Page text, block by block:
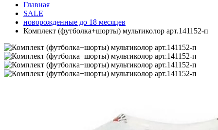
Главная
SALE
новорожденные до 18 месяцев
Комплект (футболка+шорты) мультиколор арт.141152-п